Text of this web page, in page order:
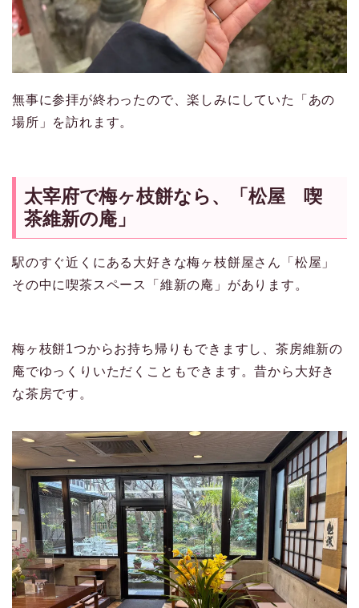
無事に参拝が終わったので、楽しみにしていた「あの
場所」を訪れます。
太宰府で梅ヶ枝餅なら、「松屋 喫
茶維新の庵」
駅のすぐ近くにある大好きな梅ヶ枝餅屋さん「松屋」
その中に喫茶スペース「維新の庵」があります。
梅ヶ枝餅1つからお持ち帰りもできますし、茶房維新の
庵でゆっくりいただくこともできます。昔から大好き
な茶房です。